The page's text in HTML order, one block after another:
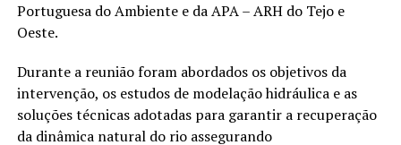
Portuguesa do Ambiente e da APA – ARH do Tejo e
Oeste.
Durante a reunião foram abordados os objetivos da
intervenção, os estudos de modelação hidráulica e as
soluções técnicas adotadas para garantir a recuperação
da dinâmica natural do rio assegurando